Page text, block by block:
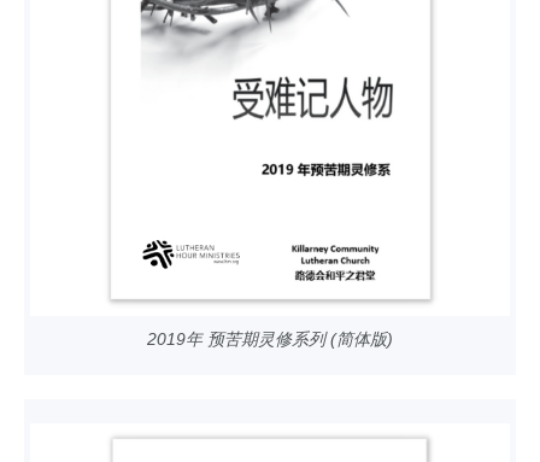
2019年 预苦期灵修系列 (简体版)